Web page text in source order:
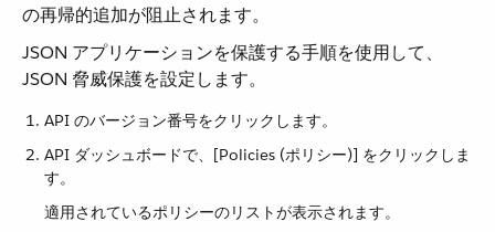
の再帰的追加が阻止されます。
JSON アプリケーションを保護する手順を使用して、
JSON 脅威保護を設定します。
API のバージョン番号をクリックします。
API ダッシュボードで、[Policies (ポリシー)] をクリックしま
す。
適用されているポリシーのリストが表示されます。